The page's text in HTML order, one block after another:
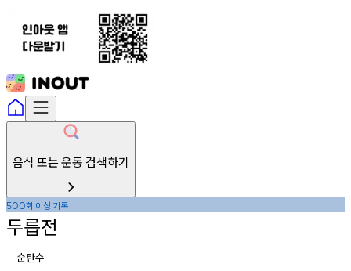
음식 또는 운동 검색하기
500회 이상기록
두릅전
순탄수